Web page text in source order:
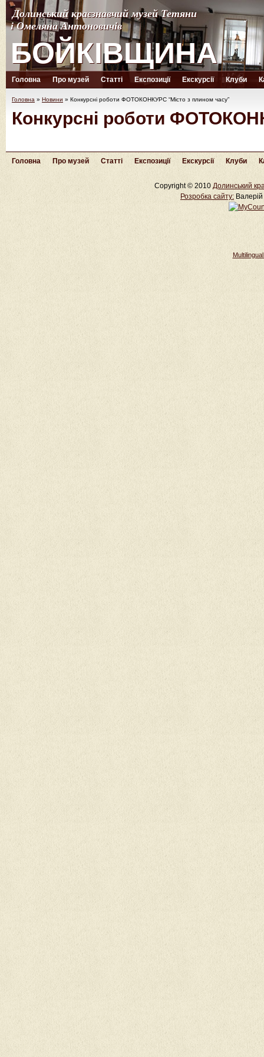
Долинський краєзнавчий музей Тетяни
і Омеляна Антоновичів
БОЙКІВЩИНА
Долинський краєзнавчий музей Тетяни
і Омеляна Антоновичів
БОЙКІВЩИНА
Головна Про музей Статті Експозиції Екскурсії Клуби
Головна » Новини » Конкурсні роботи ФОТОКОНКУРС “Місто з плином часу”
Конкурсні роботи
Головна Про музей Статті Експозиції Екскурсії Клуби
Copyright © 2010 Долинський
Розробка cайту: